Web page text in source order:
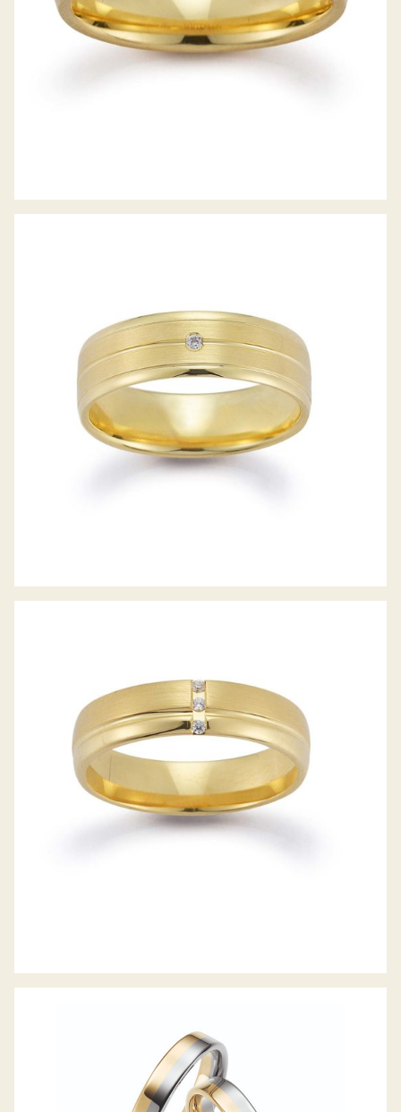
GERSTNER TRAURINGE
GERSTNER TRAURINGE
GERSTNER TRAURINGE